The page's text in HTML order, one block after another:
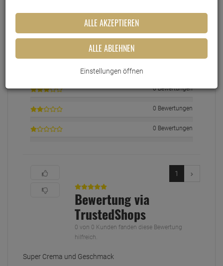
EINLOGGEN UND BEWERTUNG SCHREIBEN
0 Bewertungen
0 Bewertungen
0 Bewertungen
1
Bewertung via
TrustedShops
0 von 0 Kunden fanden diese Bewertung
hilfreich.
Super Crema und Geschmack
ALLE AKZEPTIEREN
ALLE ABLEHNEN
Einstellungen öffnen